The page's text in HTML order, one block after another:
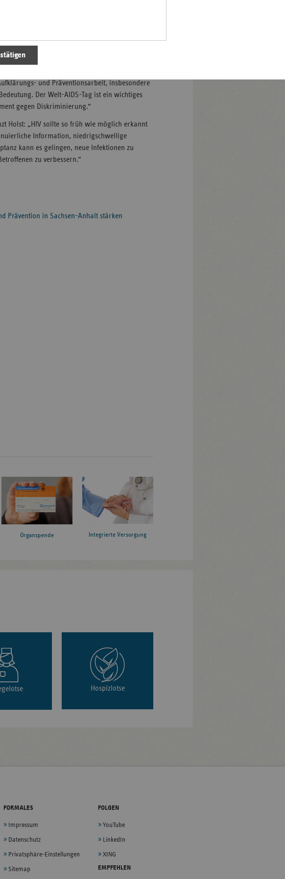
Sachsen
Schleswig-
Holstein
Schutz- und Präventionsangebote weiter
Sachsen-Anhalt, erklärt: „HIV-positive
und Präventionsarbeit, insbesondere
Der Welt-AIDS-Tag ist ein wichtiges
gegen Diskriminierung.“
Holst: „HIV sollte so früh wie möglich erkannt
Information, niedrigschwellige
kann es gelingen, neue Infektionen zu
zu verbessern.“
Prävention in Sachsen-Anhalt stärken
Organspende Integrierte Versorgung
Hospizlotse
FORMALES
Impressum
Datenschutz
Privatsphäre-Einstellungen
Sitemap
FOLGEN
YouTube
LinkedIn
XING
EMPFEHLEN